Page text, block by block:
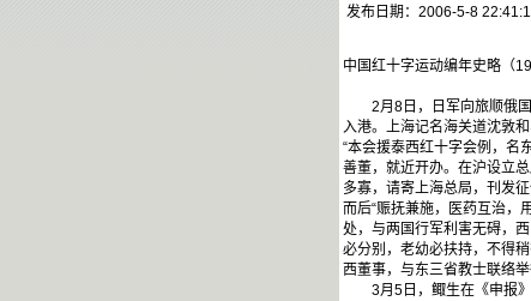
发布日期：2006-5-8
中国红十字运动编年史略（
2月8日，日军向旅顺俄国
入港。上海记名海关道沈敦
“本会援泰西红十字会例，名
善董，就近开办。在沪设立
多寡，请寄上海总局，刊发
而后“赈抚兼施，医药互治，
处，与两国行军利害无碍，
必分别，老幼必扶持，不得
西董事，与东三省教士联络
3月5日，鲰生在《申报》